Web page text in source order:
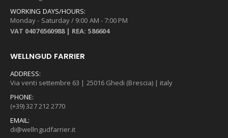
WORKING DAYS/HOURS:
Monday - Saturday / 9:00 AM - 7:00 PM
VAT 04076560988 | REA: 586604
WELLNGUD FARRIER
ADDRESS:
Via venti settembre 63 | 25016 Ghedi (Brescia) | italy
PHONE:
(+39) 327 212 2770
EMAIL:
di@wellngudfarrier.it